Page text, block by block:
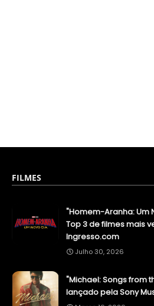
FILMES
"Homem-Aranha: Um
Top 3 de filmes mais
Ingresso.com
Julho 30, 2026
"Michael: Songs from
lançado pela Sony